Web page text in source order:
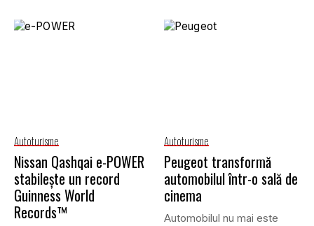
Autoturisme
Nissan Qashqai e-POWER
stabilește un record
Guinness World
Records™
Autoturisme
Peugeot transformă
automobilul într-o sală de
cinema
Automobilul nu mai este